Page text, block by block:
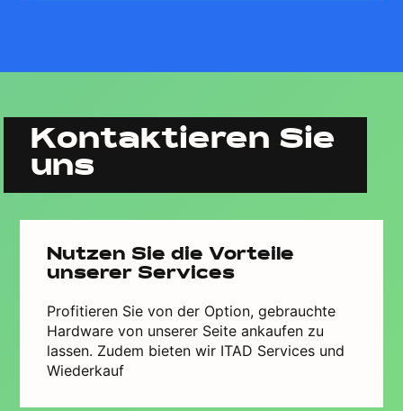
Kontaktieren Sie
uns
Nutzen Sie die Vorteile
unserer Services
Profitieren Sie von der Option, gebrauchte
Hardware von unserer Seite ankaufen zu
lassen. Zudem bieten wir ITAD Services und
Wiederkauf